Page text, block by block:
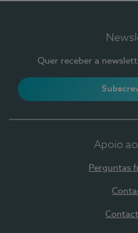
Quer receber a
Apoio
Perguntas